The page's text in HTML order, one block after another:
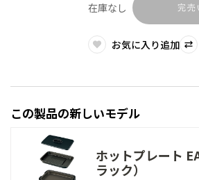
在庫なし 完売
お気に入り追加
この製品の新しいモデル
ホットプレート
ラック）